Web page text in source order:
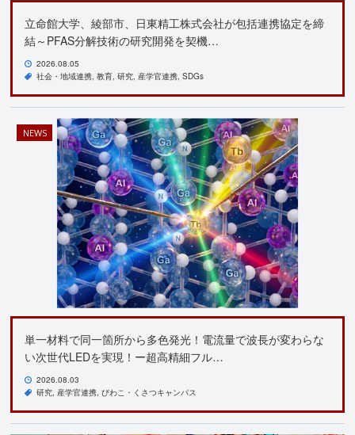
立命館大学、綾部市、日東精工株式会社が包括連携協定を締
結～PFAS分解技術の研究開発を契機…
2026.08.05
社会・地域連携 教育 研究 産学官連携 SDGs
NEWS
単一材料で同一箇所から多色発光！電流量で波長が変わらな
い次世代LEDを実現！ー超高精細フル…
2026.08.03
研究 産学官連携 びわこ・くさつキャンパス